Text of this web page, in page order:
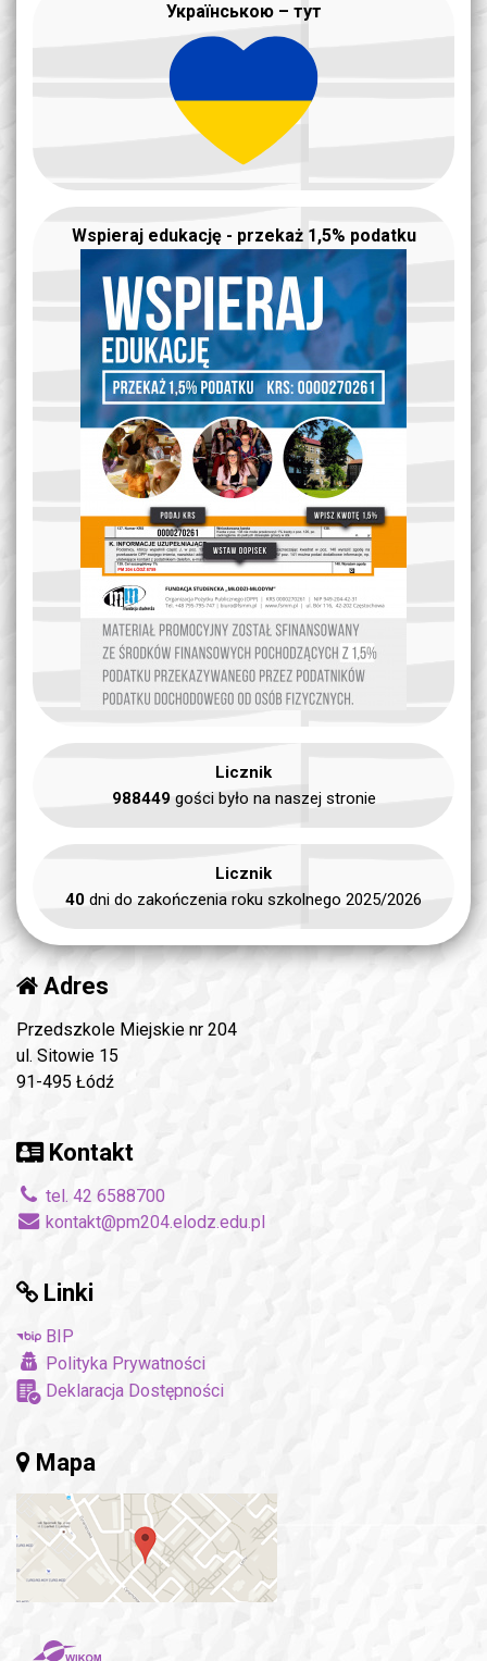
Українською – тут
Wspieraj edukację - przekaż 1,5% podatku
Licznik
988449gości było na naszej stronie
Licznik
40 dni do zakończenia roku szkolnego 2025/2026
Adres
Przedszkole Miejskie nr 204
ul. Sitowie 15
91-495 Łódź
Kontakt
tel. 42 6588700
kontakt@pm204.elodz.edu.pl
Linki
BIP
Polityka Prywatności
Deklaracja Dostępności
Mapa